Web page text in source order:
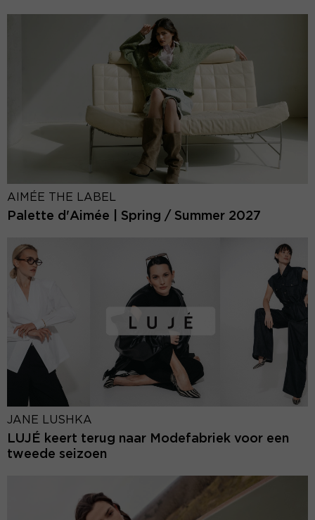
AIMÉE THE LABEL
Palette d'Aimée | Spring / Summer 2027
JANE LUSHKA
LUJÉ keert terug naar Modefabriek voor een
tweede seizoen